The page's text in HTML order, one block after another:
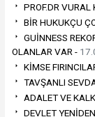
PROF.DR
BİR HUKUKÇU
GUİNNESS
OLANLAR VAR -
KİMSE
TAVŞANLI
ADALET VE
DEVLET